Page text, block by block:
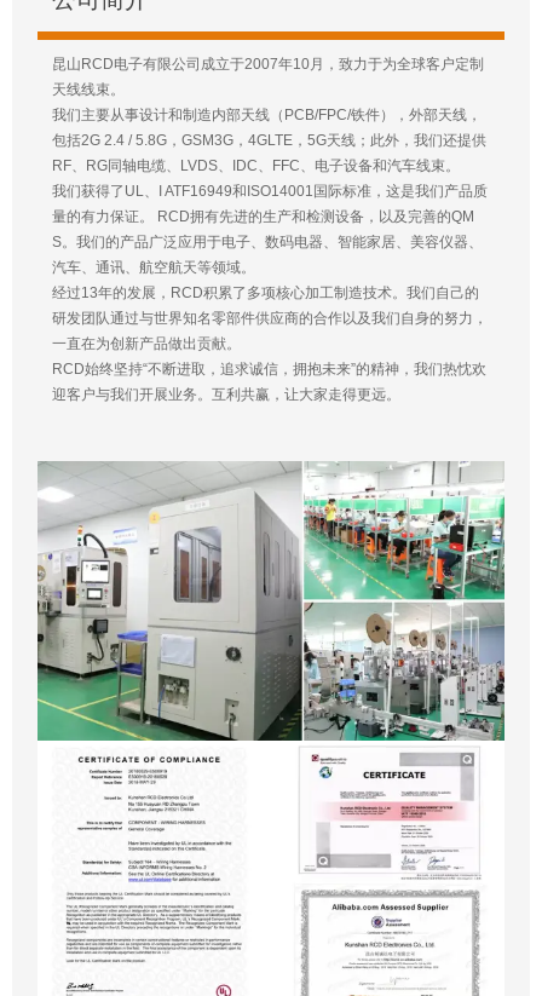
昆山RCD电子有限公司成立于2007年10月，致力于为全球客户定制
天线线束。
我们主要从事设计和制造内部天线（PCB/FPC/铁件），外部天线，
包括2G 2.4 / 5.8G，GSM3G，4GLTE，5G天线；此外，我们还提供
RF、RG同轴电缆、LVDS、IDC、FFC、电子设备和汽车线束。
我们获得了UL、I ATF16949和ISO14001国际标准，这是我们产品质
量的有力保证。 RCD拥有先进的生产和检测设备，以及完善的QM
S。我们的产品广泛应用于电子、数码电器、智能家居、美容仪器、
汽车、通讯、航空航天等领域。
经过13年的发展，RCD积累了多项核心加工制造技术。我们自己的
研发团队通过与世界知名零部件供应商的合作以及我们自身的努力，
一直在为创新产品做出贡献。
RCD始终坚持“不断进取，追求诚信，拥抱未来”的精神，我们热忱欢
迎客户与我们开展业务。互利共赢，让大家走得更远。